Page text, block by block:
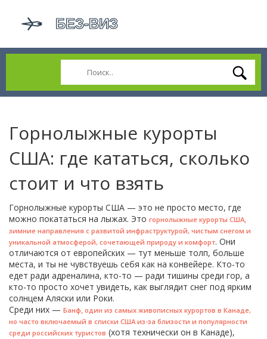
Горнолыжные курорты
США: где кататься, сколько
стоит и что взять
Горнолыжные курорты США — это не просто место, где
можно покататься на лыжах. Это горнолыжные курорты США,
зимние направления с развитой инфраструктурой, чистым снегом и
уникальной атмосферой, сочетающей природу и комфорт. Они
отличаются от европейских — тут меньше толп, больше
места, и ты не чувствуешь себя как на конвейере. Кто-то
едет ради адреналина, кто-то — ради тишины среди гор, а
кто-то просто хочет увидеть, как выглядит снег под ярким
солнцем Аляски или Роки.
Среди них — Банф, один из самых живописных курортов в Канаде,
но часто включаемый в списки США из-за близости и популярности
среди российских туристов (хотя технически он в Канаде),